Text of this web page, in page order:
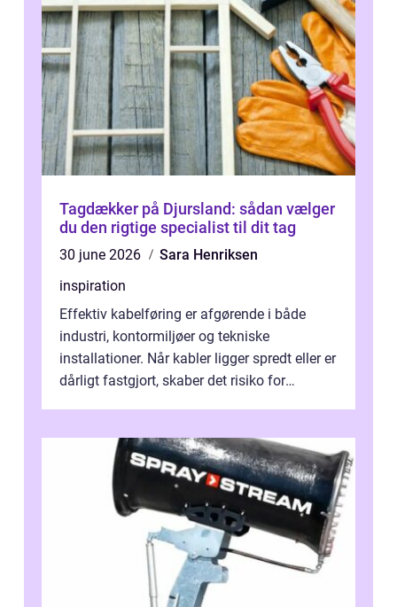
Tagdækker på Djursland: sådan vælger
du den rigtige specialist til dit tag
30 june 2026
Sara Henriksen
inspiration
Effektiv kabelføring er afgørende i både
industri, kontormiljøer og tekniske
installationer. Når kabler ligger spredt eller er
dårligt fastgjort, skaber det risiko for